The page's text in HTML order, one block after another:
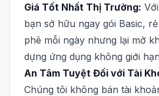
Giá Tốt Nhất Thị Trường:
bạn sở hữu ngay gói Basic,
phê mỗi ngày nhưng lại mở
dựng ứng dụng không giới
An Tâm Tuyệt Đối với Tài
Chúng tôi không bán tài